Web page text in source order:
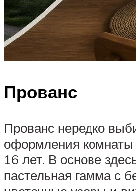
Прованс
Прованс нередко
оформления
16 лет. В основе
пастельная гамма с